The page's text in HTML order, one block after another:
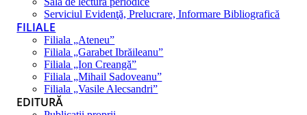
Serviciul Evidenţă, Prelucrare, Informare Bibliografică
FILIALE
Filiala „Ateneu”
Filiala „Garabet Ibrăileanu”
Filiala „Ion Creangă”
Filiala „Mihail Sadoveanu”
Filiala „Vasile Alecsandri”
EDITURĂ